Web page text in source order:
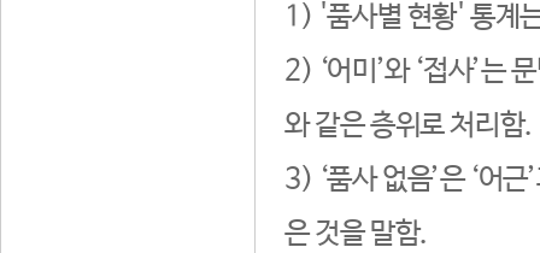
1) '품사별 현황' 통계
2) ‘어미’와 ‘접사’는
와 같은 층위로 처리함.
3) ‘품사 없음’은 ‘어
은 것을 말함.